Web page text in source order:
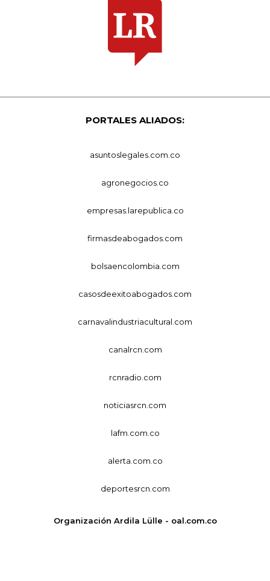
PORTALES ALIADOS:
asuntoslegales.com.co
agronegocios.co
empresas.larepublica.co
firmasdeabogados.com
bolsaencolombia.com
casosdeexitoabogados.com
carnavalindustriacultural.com
canalrcn.com
rcnradio.com
noticiasrcn.com
lafm.com.co
alerta.com.co
deportesrcn.com
Organización Ardila Lülle - oal.com.co